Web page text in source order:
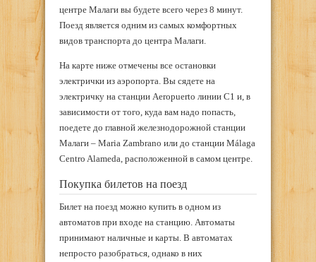
центре Малаги вы будете всего через 8 минут.
Поезд является одним из самых комфортных
видов транспорта до центра Малаги.
На карте ниже отмечены все остановки
электрички из аэропорта. Вы сядете на
электричку на станции Aeropuerto линии C1 и, в
зависимости от того, куда вам надо попасть,
поедете до главной железнодорожной станции
Малаги – Maria Zambrano или до станции Málaga
Centro Alameda, расположенной в самом центре.
Покупка билетов на поезд
Билет на поезд можно купить в одном из
автоматов при входе на станцию. Автоматы
принимают наличные и карты. В автоматах
непросто разобраться, однако в них